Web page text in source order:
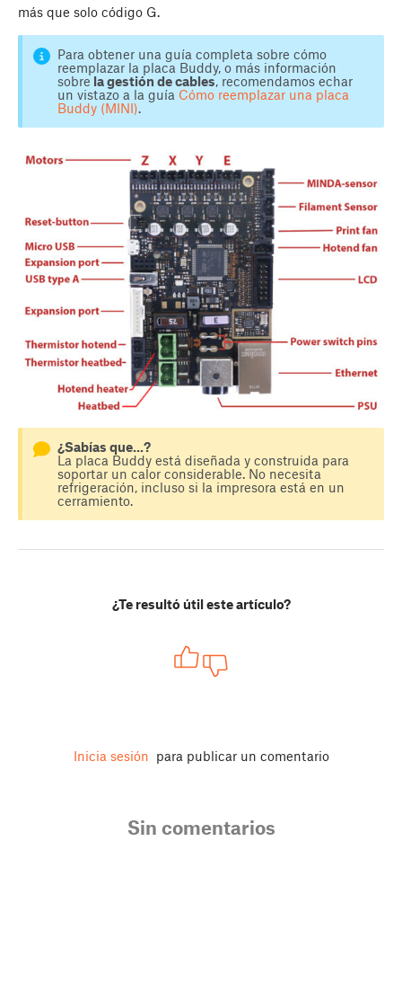
más que solo código G.
Para obtener una guía completa sobre cómo
reemplazar la placa Buddy, o más información
sobrela gestión de cables, recomendamos echar
un vistazo a la guía Cómo reemplazar una placa
Buddy (MINI).
¿Sabías que...?
La placa Buddy está diseñada y construida para
soportar un calor considerable. No necesita
refrigeración, incluso si la impresora está en un
cerramiento.
¿Te resultó útil este artículo?
Inicia sesión para publicar un comentario
Sin comentarios